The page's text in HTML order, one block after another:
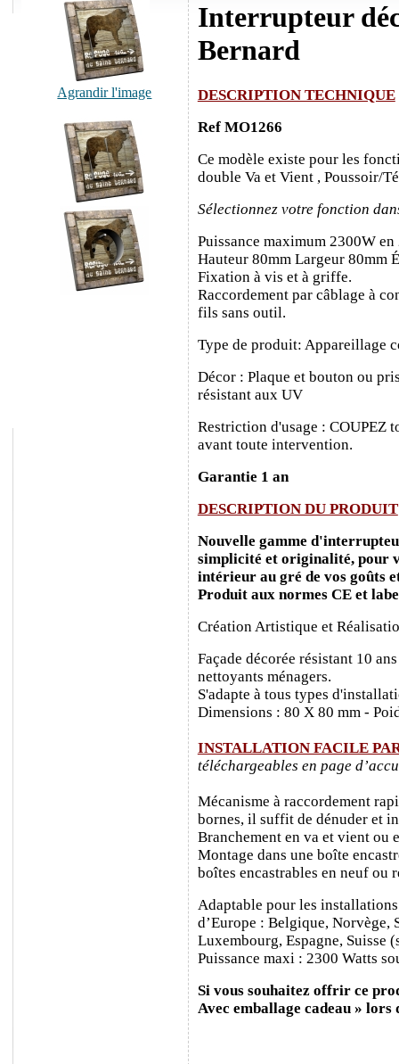
Agrandir l'image
Interrupteur
Bernard
DESCRIPTION TECHNIQUE
Ref MO1266
Ce modèle existe pour les
double Va et Vient , Poussoir/
Sélectionnez votre fonction
Puissance maximum 2300W
Hauteur 80mm Largeur 80mm
Fixation à vis et à griffe.
Raccordement par câblage à
fils sans outil.
Type de produit: Appareillage
Décor : Plaque et bouton ou
résistant aux UV
Restriction d'usage : COUPEZ
avant toute intervention.
Garantie 1 an
DESCRIPTION DU PRODUIT
Nouvelle gamme
simplicité et originalité, pour
intérieur au gré de vos goûts
Produit aux normes CE et
Création Artistique et
Façade décorée résistant 10
nettoyants ménagers.
S'adapte à tous types
Dimensions : 80 X 80 mm -
INSTALLATION FACILE
téléchargeables en page
Mécanisme à raccordement
bornes, il suffit de dénuder et
Branchement en va et vient ou
Montage dans une boîte
boîtes encastrables en neuf ou
Adaptable pour les
d’Europe : Belgique, Norvège,
Luxembourg, Espagne, Suisse
Puissance maxi : 2300 Watts
Si vous souhaitez offrir ce
Avec emballage cadeau » lors